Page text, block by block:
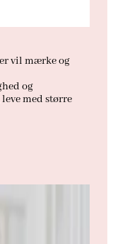
vil mærke og
og
med større